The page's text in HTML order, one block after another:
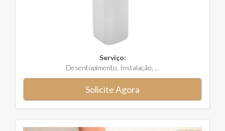
Serviço:
Desentupimento, Instalação, ...
Solicite Agora